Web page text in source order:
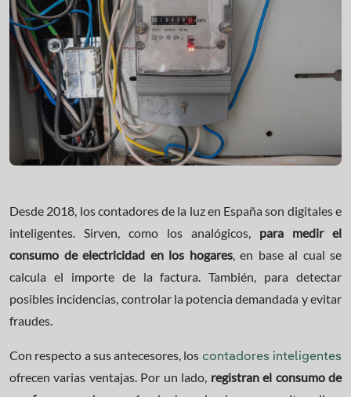
Desde 2018, los contadores de la luz en España son digitales e
inteligentes. Sirven, como los analógicos, para medir el
consumo de electricidad en los hogares, en base al cual se
calcula el importe de la factura. También, para detectar
posibles incidencias, controlar la potencia demandada y evitar
fraudes.
Con respecto a sus antecesores, los contadores inteligentes
ofrecen varias ventajas. Por un lado, registran el consumo de